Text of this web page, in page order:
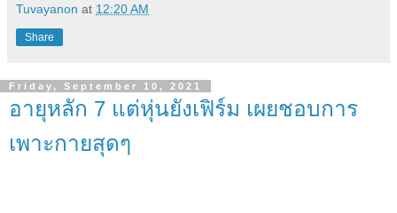
Tuvayanon at 12:20 AM
Share
Friday, September 10, 2021
อายุหลัก 7 แต่หุ่นยังเฟิร์ม เผยชอบการ
เพาะกายสุดๆ